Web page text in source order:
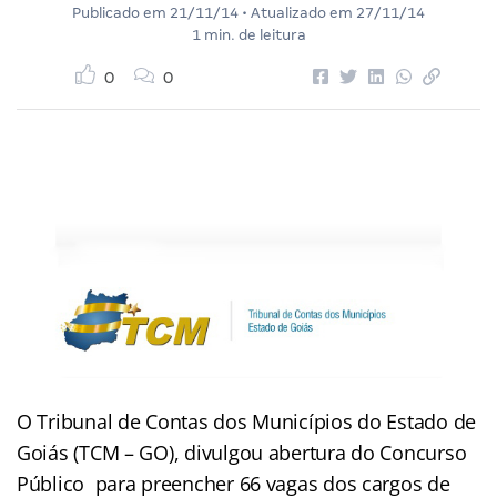
Publicado em 21/11/14 • Atualizado em 27/11/14
1 min. de leitura
0 0
O Tribunal de Contas dos Municípios do Estado de
Goiás (TCM – GO), divulgou abertura do Concurso
Público para preencher 66 vagas dos cargos de